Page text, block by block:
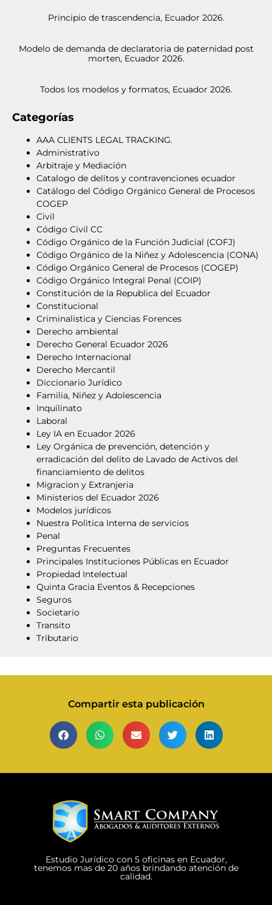
Principio de trascendencia, Ecuador 2026.
Modelo de demanda de declaratoria de paternidad post
morten, Ecuador 2026.
Todos los modelos y formatos, Ecuador 2026.
Categorías
AAA CLIENTS LEGAL TRACKING.
Administrativo
Arbitraje y Mediación
Catalogo de delitos y contravenciones ecuador
Catálogo del Código Orgánico General de Procesos
COGEP
Civil
Código Civil CC
Código Orgánico de la Función Judicial (COFJ)
Código Orgánico de la Niñez y Adolescencia (CONA)
Código Orgánico General de Procesos (COGEP)
Código Orgánico Integral Penal (COIP)
Constitución de la Republica del Ecuador
Constitucional
Criminalistica y Ciencias Forences
Derecho ambiental
Derecho General Ecuador 2026
Derecho Internacional
Derecho Mercantil
Diccionario Jurídico
Familia, Niñez y Adolescencia
Inquilinato
Laboral
Ley IA en Ecuador 2026
Ley Orgánica de prevención, detención y
erradicación del delito de Lavado de Activos del
financiamiento de delitos
Migracion y Extranjeria
Ministerios del Ecuador 2026
Modelos jurídicos
Nuestra Polìtica Interna de servicios
Penal
Preguntas Frecuentes
Principales Instituciones Públicas en Ecuador
Propiedad Intelectual
Quinta Gracia Eventos & Recepciones
Seguros
Societario
Transito
Tributario
Compartir esta publicación
Estudio Jurídico con 5 oficinas en Ecuador,
tenemos mas de 20 años brindando atención de
calidad.